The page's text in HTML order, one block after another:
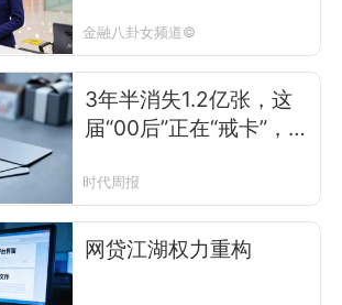
金融八卦女频道©
3年半消失1.2亿张，这
届“00后”正在“戒卡”，中
时代周报
网贷江湖权力重构